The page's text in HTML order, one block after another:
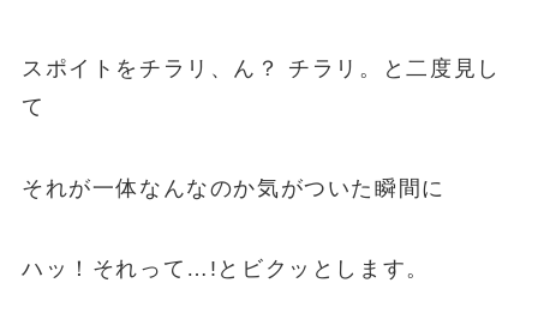
スポイトをチラリ、ん？ チラリ。と二度見し
て
それが一体なんなのか気がついた瞬間に
ハッ！それって…!とビクッとします。